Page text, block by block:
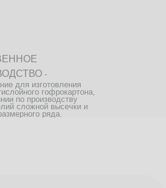
-
для изготовления
гофрокартона,
по производству
сложной высечки и
ряда.